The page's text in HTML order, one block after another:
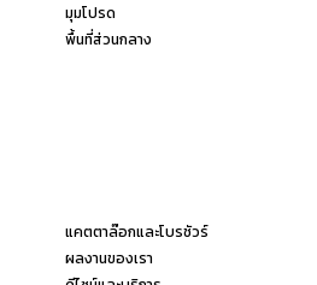
มุมโปรด
พื้นที่ส่วนกลาง
แคตตาล๊อกและโบรชัวร์
ผลงานของเรา